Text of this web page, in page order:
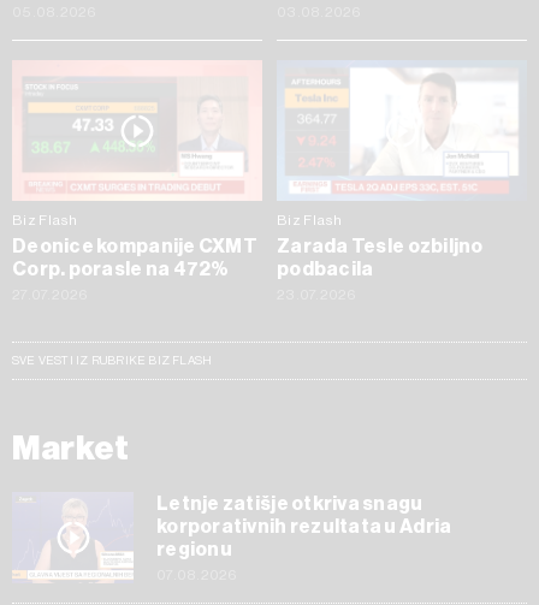
Biz Flash
Deonice kompanije CXMT
Corp. porasle na 472%
Biz Flash
Zarada Tesle ozbiljno
podbacila
SVE VESTI IZ RUBRIKE BIZ FLASH
Market
Letnje zatišje otkriva snagu
korporativnih rezultata u Adria
regionu